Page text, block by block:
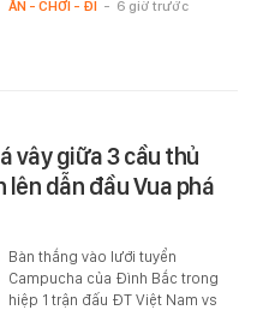
ĂN - CHƠI - ĐI - 6 giờ trước
vây giữa 3 cầu thủ
dẫn đầu Vua phá
Bàn thắng vào lưới tuyển
Campucha của Đình Bắc trong
hiệp 1 trận đấu ĐT Việt Nam vs